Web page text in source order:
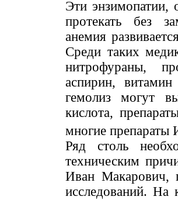
Эти энзимопатии,
протекать без
анемия
Среди таких
нитрофураны,
аспирин,
гемолиз могут
кислота,
многие препараты
Ряд столь
техническим
Иван Макарович,
исследований. На